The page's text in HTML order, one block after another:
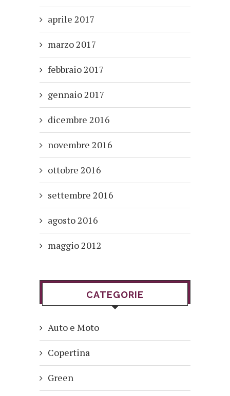
aprile 2017
marzo 2017
febbraio 2017
gennaio 2017
dicembre 2016
novembre 2016
ottobre 2016
settembre 2016
agosto 2016
maggio 2012
CATEGORIE
Auto e Moto
Copertina
Green